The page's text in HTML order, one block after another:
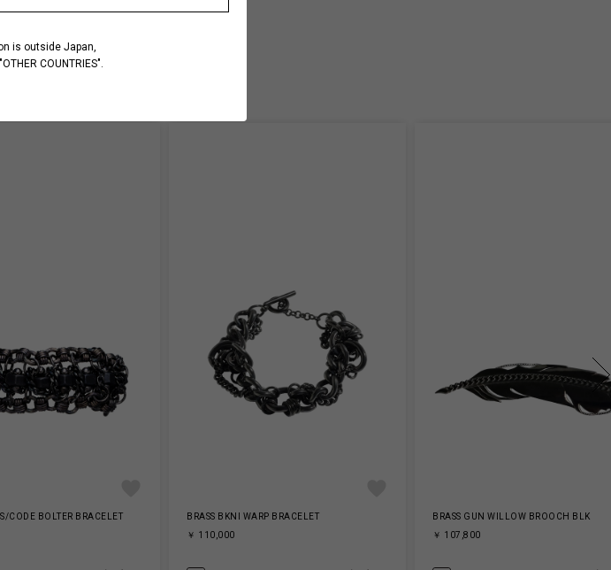
is outside Japan,
COUNTRIES".
CODE BOLTER BRACELET
BRASS BKNI WARP BRACELET
￥ 110,000
BRASS GUN WILLOW BROOCH BLK
￥ 107,800